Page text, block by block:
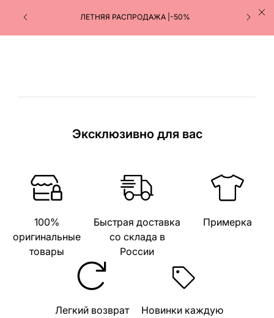
ЛЕТНЯЯ РАСПРОДАЖА |-50%
Эксклюзивно для вас
100%
оригинальные
товары
Быстрая доставка
со склада в
России
Примерка
Легкий возврат
Новинки каждую